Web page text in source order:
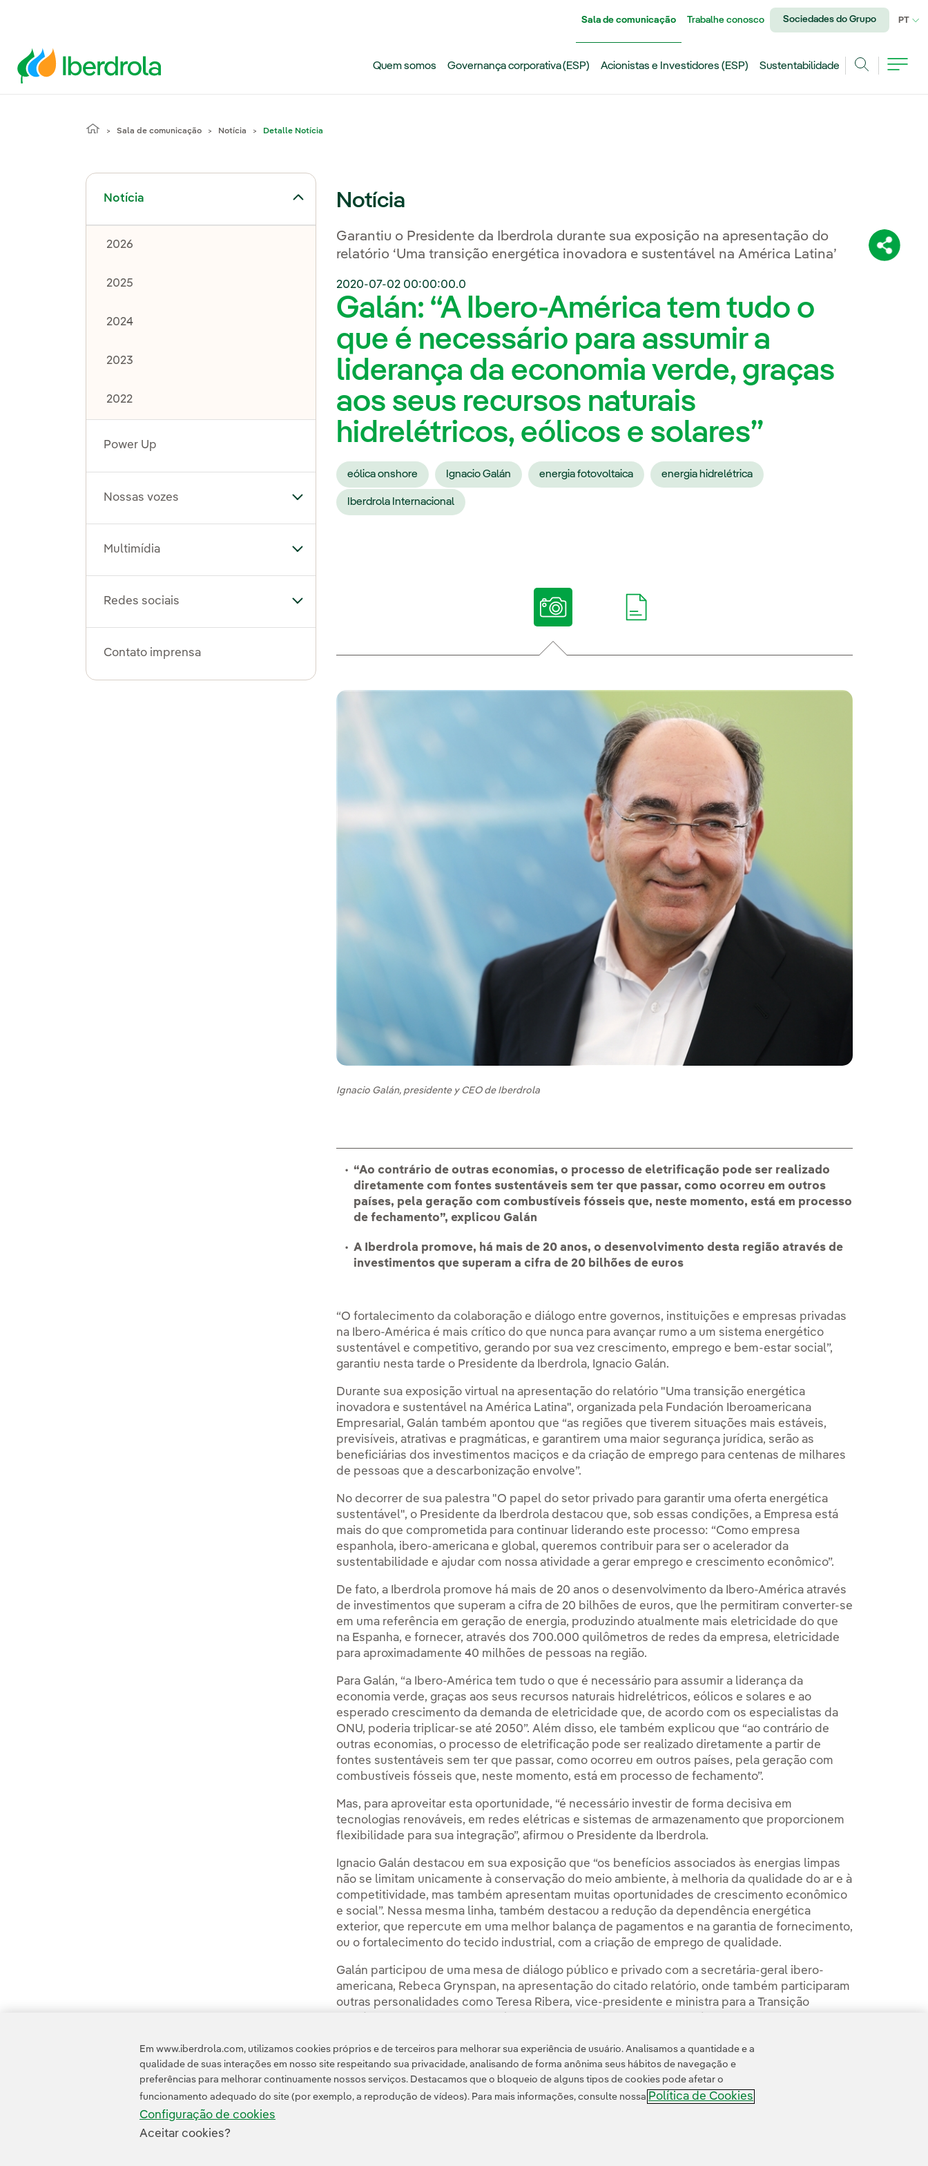
Sala de comunicação Trabalhe conosco Sociedades do Grupo PT
Quem somos Governança corporativa (ESP) Acionistas e Investidores (ESP)
Sustentabilidade
Sala de comunicação Notícia Detalle Notícia
Notícia
Alternar submenu de Notícia
2026
2025
2024
2023
2022
Power Up
Nossas vozes Alternar submenu de Nossas vozes
Multimídia Alternar submenu de Multimídia
Redes sociais Alternar submenu de Redes sociais
Contato imprensa
Notícia
Garantiu o Presidente da Iberdrola durante sua exposição na apresentação do
relatório ‘Uma transição energética inovadora e sustentável na América Latina’
2020-07-02 00:00:00.0
Galán: “A Ibero-América tem tudo o
que é necessário para assumir a
liderança da economia verde, graças
aos seus recursos naturais
hidrelétricos, eólicos e solares”
eólica onshore Ignacio Galán energia fotovoltaica energia hidrelétrica
Iberdrola Internacional
Ignacio Galán, presidente y CEO de Iberdrola
“Ao contrário de outras economias, o processo de eletrificação pode ser realizado
diretamente com fontes sustentáveis sem ter que passar, como ocorreu em outros
países, pela geração com combustíveis fósseis que, neste momento, está em processo
de fechamento”, explicou Galán
A Iberdrola promove, há mais de 20 anos, o desenvolvimento desta região através de
investimentos que superam a cifra de 20 bilhões de euros
“O fortalecimento da colaboração e diálogo entre governos, instituições e empresas privadas
na Ibero-América é mais crítico do que nunca para avançar rumo a um sistema energético
sustentável e competitivo, gerando por sua vez crescimento, emprego e bem-estar social”,
garantiu nesta tarde o Presidente da Iberdrola, Ignacio Galán.
Durante sua exposição virtual na apresentação do relatório "Uma transição energética
inovadora e sustentável na América Latina", organizada pela Fundación Iberoamericana
Empresarial, Galán também apontou que “as regiões que tiverem situações mais estáveis,
previsíveis, atrativas e pragmáticas, e garantirem uma maior segurança jurídica, serão as
beneficiárias dos investimentos maciços e da criação de emprego para centenas de milhares
de pessoas que a descarbonização envolve”.
No decorrer de sua palestra "O papel do setor privado para garantir uma oferta energética
sustentável", o Presidente da Iberdrola destacou que, sob essas condições, a Empresa está
mais do que comprometida para continuar liderando este processo: “Como empresa
espanhola, ibero-americana e global, queremos contribuir para ser o acelerador da
sustentabilidade e ajudar com nossa atividade a gerar emprego e crescimento econômico”.
De fato, a Iberdrola promove há mais de 20 anos o desenvolvimento da Ibero-América através
de investimentos que superam a cifra de 20 bilhões de euros, que lhe permitiram converter-se
em uma referência em geração de energia, produzindo atualmente mais eletricidade do que
na Espanha, e fornecer, através dos 700.000 quilômetros de redes da empresa, eletricidade
para aproximadamente 40 milhões de pessoas na região.
Para Galán, “a Ibero-América tem tudo o que é necessário para assumir a liderança da
economia verde, graças aos seus recursos naturais hidrelétricos, eólicos e solares e ao
esperado crescimento da demanda de eletricidade que, de acordo com os especialistas da
ONU, poderia triplicar-se até 2050”. Além disso, ele também explicou que “ao contrário de
outras economias, o processo de eletrificação pode ser realizado diretamente a partir de
fontes sustentáveis sem ter que passar, como ocorreu em outros países, pela geração com
combustíveis fósseis que, neste momento, está em processo de fechamento”.
Mas, para aproveitar esta oportunidade, “é necessário investir de forma decisiva em
tecnologias renováveis, em redes elétricas e sistemas de armazenamento que proporcionem
flexibilidade para sua integração”, afirmou o Presidente da Iberdrola.
Ignacio Galán destacou em sua exposição que “os benefícios associados às energias limpas
não se limitam unicamente à conservação do meio ambiente, à melhoria da qualidade do ar e à
competitividade, mas também apresentam muitas oportunidades de crescimento econômico
e social”. Nessa mesma linha, também destacou a redução da dependência energética
exterior, que repercute em uma melhor balança de pagamentos e na garantia de fornecimento,
ou o fortalecimento do tecido industrial, com a criação de emprego de qualidade.
Galán participou de uma mesa de diálogo público e privado com a secretária-geral ibero-
americana, Rebeca Grynspan, na apresentação do citado relatório, onde também participaram
outras personalidades como Teresa Ribera, vice-presidente e ministra para a Transição
Piqué, presidente da Fundação Ibero-Americana Empresarial.
Em www.iberdrola.com, utilizamos cookies próprios e de terceiros para melhorar sua experiência de usuário. Analisamos a quantidade e a
qualidade de suas interações em nosso site respeitando sua privacidade, analisando de forma anônima seus hábitos de navegação e
preferências para melhorar continuamente nossos serviços. Destacamos que o bloqueio de alguns tipos de cookies pode afetar o
funcionamento adequado do site (por exemplo, a reprodução de vídeos). Para mais informações, consulte nossa Política de Cookies
Configuração de cookies
Aceitar cookies?